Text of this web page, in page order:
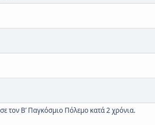
τον Β’ Παγκόσμιο Πόλεμο κατά 2 χρόνια.